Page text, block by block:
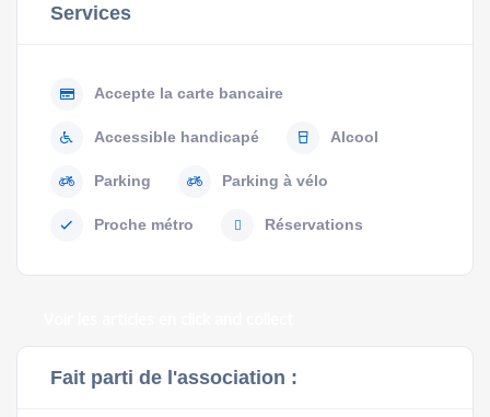
Services
Accepte la carte bancaire
Accessible handicapé Alcool
Parking Parking à vélo
Proche métro Réservations
Fait parti de l'association :